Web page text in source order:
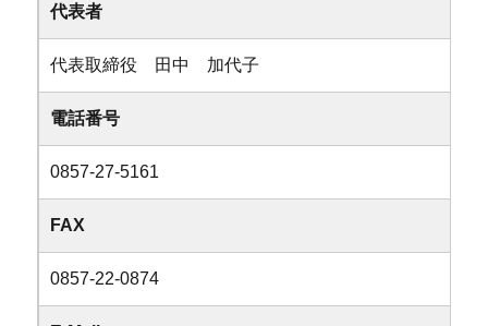
代表者
代表取締役 田中 加代子
電話番号
0857-27-5161
FAX
0857-22-0874